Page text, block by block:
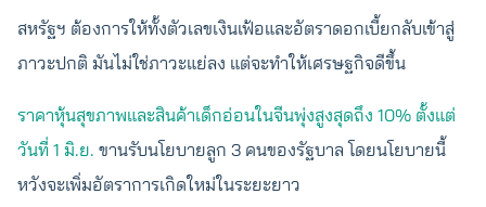
สหรัฐฯ ต้องการให้ทั้งตัวเลขเงินเฟ้อและอัตราดอกเบี้ยกลับเข้าสู่
ภาวะปกติ มันไม่ใช่ภาวะแย่ลง แต่จะทำให้เศรษฐกิจดีขึ้น
ราคาหุ้นสุขภาพและสินค้าเด็กอ่อนในจีนพุ่งสูงสุดถึง 10% ตั้งแต่
วันที่ 1 มิ.ย. ขานรับนโยบายลูก 3 คนของรัฐบาล โดยนโยบายนี้
หวังจะเพิ่มอัตราการเกิดใหม่ในระยะยาว